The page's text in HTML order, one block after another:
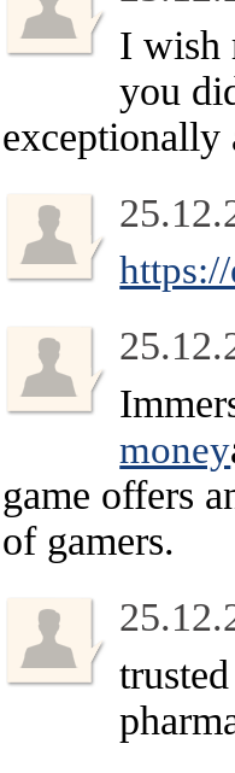
I wish
you
money
game offers
of gamers.